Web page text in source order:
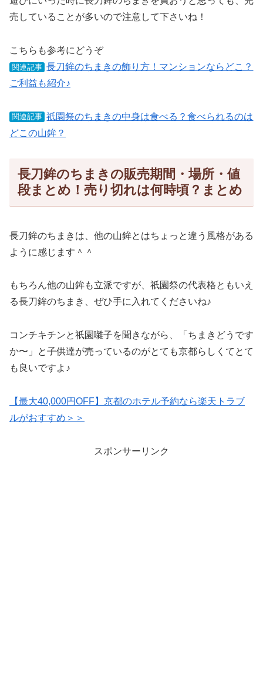
売していることが多いので注意して下さいね！
こちらも参考にどうぞ
関連記事 長刀鉾のちまきの飾り方！マンションならどこ？
ご利益も紹介♪
関連記事 祇園祭のちまきの中身は食べる？食べられるのは
どこの山鉾？
長刀鉾のちまきの販売期間・場所・値
段まとめ！売り切れは何時頃？まとめ
長刀鉾のちまきは、他の山鉾とはちょっと違う風格がある
ように感じます＾＾
もちろん他の山鉾も立派ですが、祇園祭の代表格ともいえ
る長刀鉾のちまき、ぜひ手に入れてくださいね♪
コンチキチンと祇園囃子を聞きながら、「ちまきどうです
か〜」と子供達が売っているのがとても京都らしくてとて
も良いですよ♪
【最大40,000円OFF】京都のホテル予約なら楽天トラブ
ルがおすすめ＞＞
スポンサーリンク